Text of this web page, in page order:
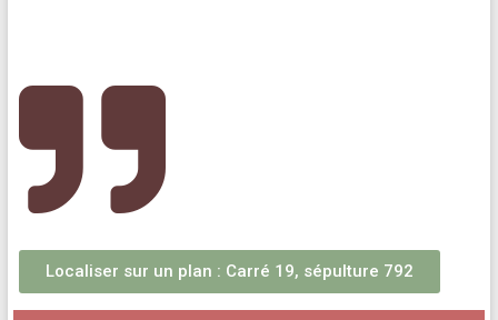
Localiser sur un plan : Carré 19, sépulture 792